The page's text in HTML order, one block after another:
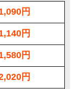
円
円
円
円